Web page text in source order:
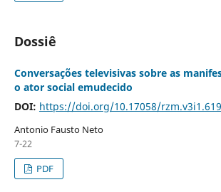
Dossiê
Conversações televisivas sobre as
o ator social emudecido
DOI: https://doi.org/10.17058/
Antonio Fausto Neto
7-22
PDF